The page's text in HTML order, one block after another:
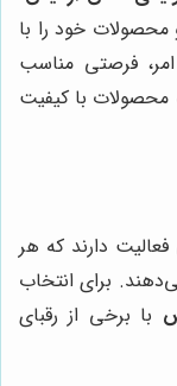
محصولات خود را با
فرصتی مناسب
محصولات با کیفیت
دارند که هر
برای انتخاب
با برخی از رقبای